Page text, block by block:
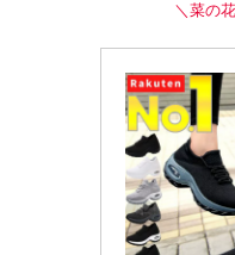
＼菜の